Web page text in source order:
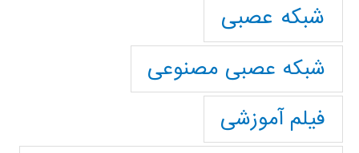
شبکه عصبی
شبکه عصبی مصنوعی
فیلم آموزشی